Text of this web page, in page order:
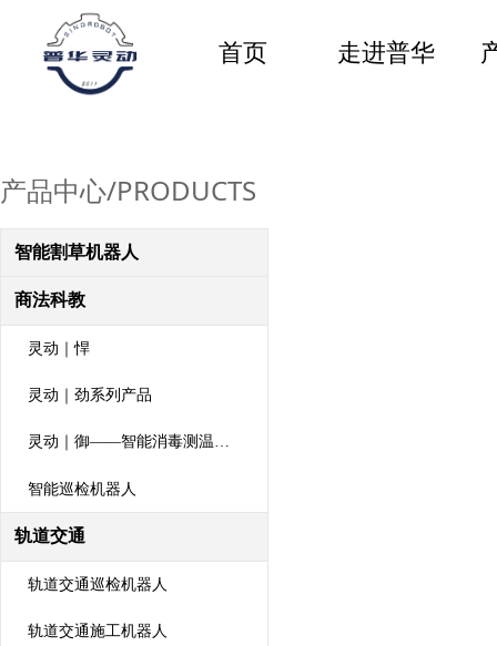
首页 走进普华
产品中心/PRODUCTS
智能割草机器人
商法科教
灵动｜悍
灵动｜劲系列产品
灵动｜御——智能消毒测温机器人
智能巡检机器人
轨道交通
轨道交通巡检机器人
轨道交通施工机器人